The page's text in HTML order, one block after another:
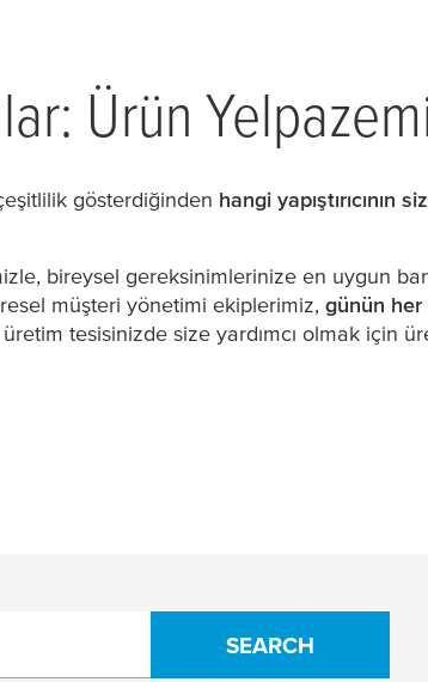
Ürün
gösterdiğinden hangi yapıştırıcının
bireysel gereksinimlerinize en uygun
müşteri yönetimi ekiplerimiz, günün her
üretim tesisinizde size yardımcı olmak için
SEARCH